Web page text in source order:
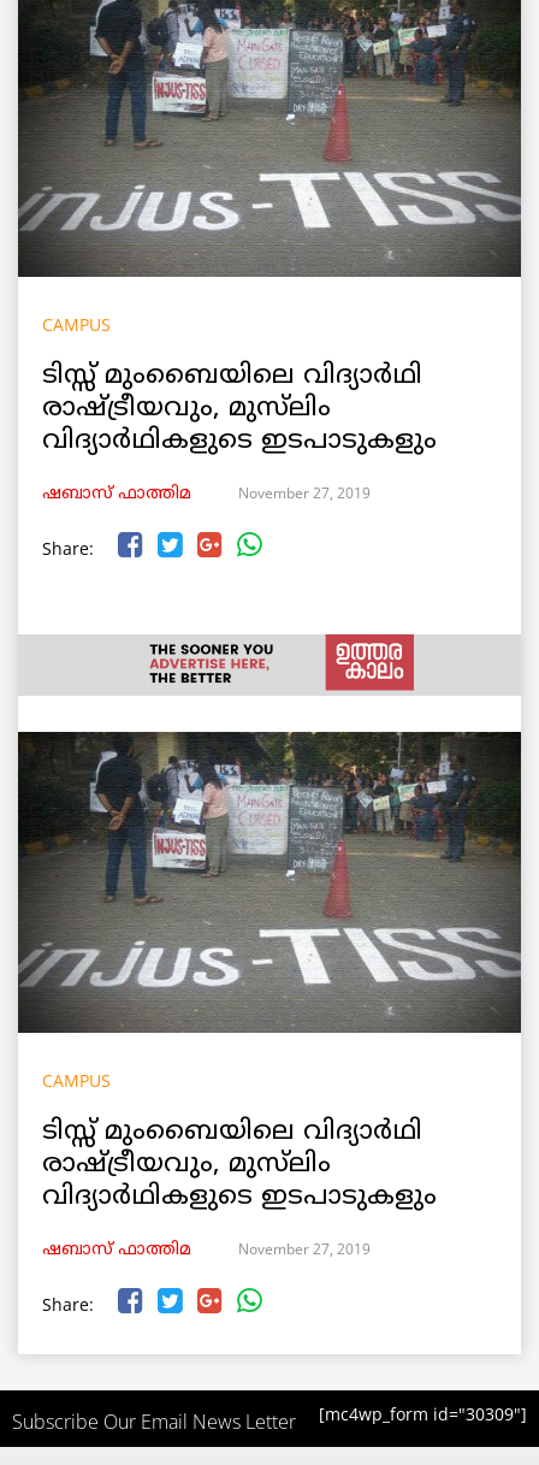
CAMPUS
ടിസ്സ് മുംബൈയിലെ വിദ്യാർഥി
രാഷ്ട്രീയവും, മുസ്‌ലിം
വിദ്യാർഥികളുടെ ഇടപാടുകളും
ഷബാസ് ഫാത്തിമ November 27, 2019
Share:
CAMPUS
ടിസ്സ് മുംബൈയിലെ വിദ്യാർഥി
രാഷ്ട്രീയവും, മുസ്‌ലിം
വിദ്യാർഥികളുടെ ഇടപാടുകളും
ഷബാസ് ഫാത്തിമ November 27, 2019
Share:
Subscribe Our Email News Letter [mc4wp_form id="30309"]